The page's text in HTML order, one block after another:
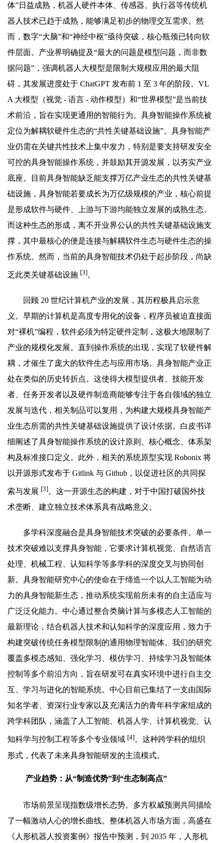
体”日益成熟，机器人硬件本体、传感器、执行器等传统机
器人技术已趋于成熟，能够满足初步的物理交互需求。然
而，数字“大脑”和“神经中枢”亟待突破，核心瓶颈已转向软
件层面。产业界明确提及“最大的问题是模型问题，而非数
据问题”，强调机器人大模型是限制大规模应用的最大阻
碍，其发展进度处于 ChatGPT 发布前 1 至 3 年的阶段。VL
A 大模型（视觉 - 语言 - 动作模型）和“世界模型”是当前技
术前沿，旨在实现更通用的智能行为。具身智能操作系统被
定位为解耦软硬件生态的“共性关键基础设施”。具身智能产
业仍需在关键共性技术上集中发力，特别是要支持研发安全
可控的具身智能操作系统，并鼓励其开源发展，以夯实产业
底座。目前具身智能缺乏能支撑万亿产业生态的共性关键基
础设施，具身智能若要成长为万亿级规模的产业，核心前提
是形成软件与硬件、上游与下游均能独立发展的成熟生态。
而这种生态的形成，离不开业界公认的共性关键基础设施支
撑，其中最核心的便是连接与解耦软件生态与硬件生态的操
作系统。然而，当前的具身智能技术仍处于起步阶段，尚缺
乏此类关键基础设施 [3]。
回顾 20 世纪计算机产业的发展，其历程极具启示意
义。早期的计算机是高度专用化的设备，程序员被迫直接面
对“裸机”编程，软件必须为特定硬件定制，这极大地限制了
产业的规模化发展。直到操作系统的出现，实现了软硬件解
耦，才催生了庞大的软件生态与应用市场。具身智能产业正
处在类似的历史转折点。这使得大模型提供者、技能开发
者、任务开发者以及硬件制造商能够专注于各自领域的独立
发展与迭代，相关制品可以复用，为构建大规模具身智能产
业生态所需的共性关键基础设施提供了设计依据。白皮书详
细阐述了具身智能操作系统的设计原则、核心概念、体系架
构及标准接口定义。此外，相关的系统原型实现 Robonix 将
以开源形式发布于 Gitlink 与 Github，以促进社区的共同探
索与发展 [3]。这一开源生态的构建，对于中国打破国外技
术垄断、建立独立技术体系具有战略意义。
多学科深度融合是具身智能技术突破的必要条件。单一
技术突破难以支撑具身智能，它要求计算机视觉、自然语言
处理、机械工程、认知科学等多学科的深度交叉与协同创
新。具身智能研究中心的使命在于缔造一个以人工智能为动
力的具身智能新生态，推动系统实现前所未有的自主适应与
广泛泛化能力。中心通过整合类脑计算与多模态人工智能的
最新理论，结合机器人技术和认知科学的深度应用，致力于
构建突破传统任务模型限制的通用物理智能体。我们的研究
覆盖多模态感知、强化学习、模仿学习、持续学习及智能体
控制等多个前沿方向，旨在研发可在真实环境中进行自主交
互、学习与进化的智能系统。中心目前已集结了一支由国际
知名学者、资深行业专家以及充满活力的青年科学家组成的
跨学科团队，涵盖了人工智能、机器人学、计算机视觉、认
知科学与控制工程等多个专业领域 [4]。这种跨学科的组织
形式，代表了未来具身智能研发的主流模式。
产业趋势：从“制造优势”到“生态制高点”
市场前景呈现指数级增长态势。多方权威预测共同描绘
了一幅激动人心的增长曲线。整体机器人市场方面，高盛在
《人形机器人投资案例》报告中预测，到 2035 年，人形机